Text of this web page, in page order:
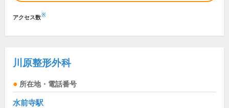
アクセス数※
川原整形外科
所在地・電話番号
水前寺駅